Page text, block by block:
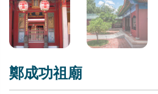
鄭成功祖廟